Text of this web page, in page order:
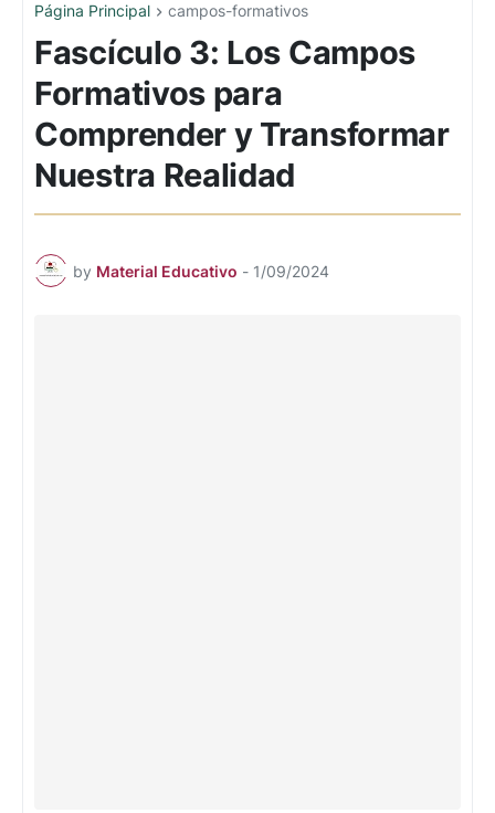
Página Principal campos-formativos
Fascículo 3: Los Campos
Formativos para
Comprender y Transformar
Nuestra Realidad
by Material Educativo - 1/09/2024